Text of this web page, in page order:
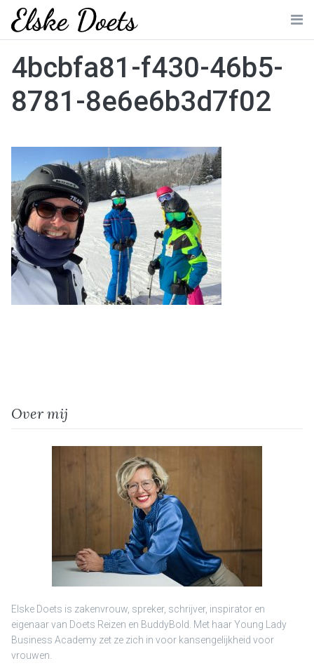
Skip
content
4bcbfa81-f430-46b5-
8781-8e6e6b3d7f02
Over mij
Elske Doets is zakenvrouw, spreker, schrijver, inspirator en
eigenaar van Doets Reizen en BuddyBold. Met haar Young Lady
Business Academy zet ze zich in voor kansengelijkheid voor
vrouwen.